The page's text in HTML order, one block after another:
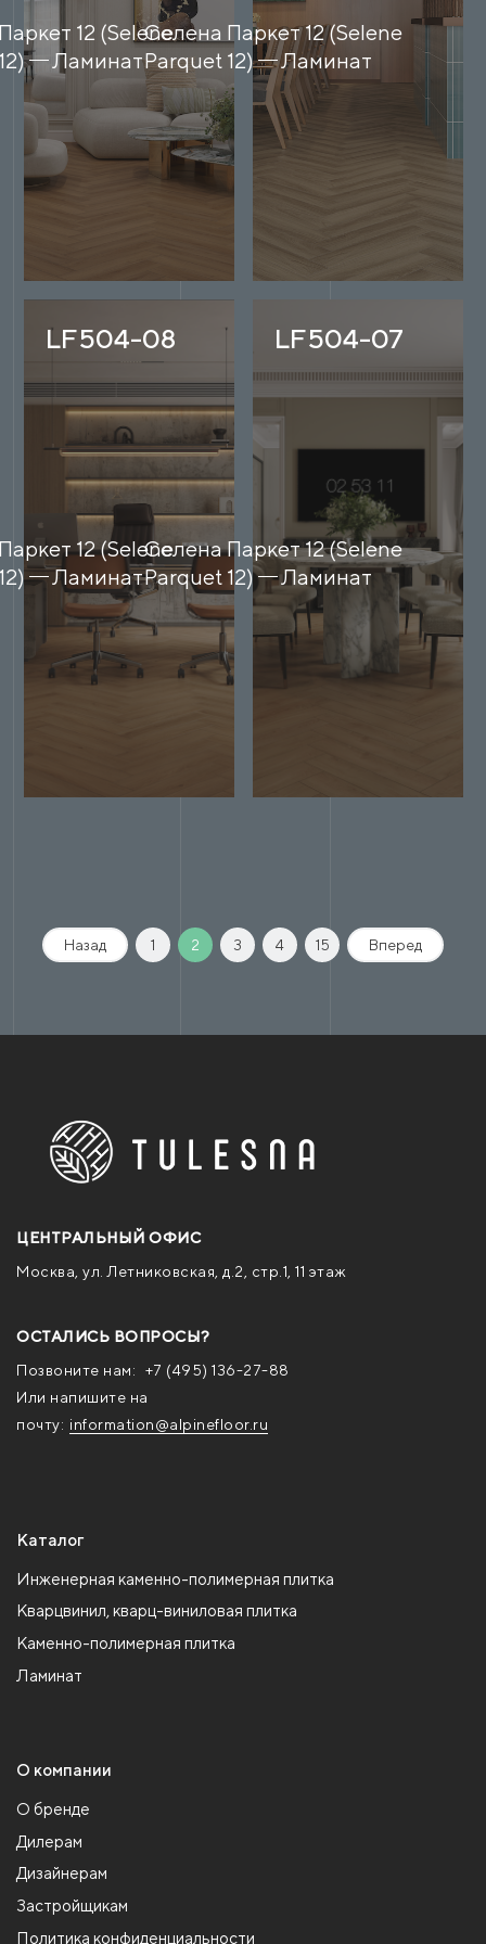
12 (Selene
Ламинат
Селена Паркет 12 (Selene
Parquet 12)
Ламинат
LF504-08
12 (Selene
Ламинат
LF504-07
Селена Паркет 12 (Selene
Parquet 12)
Ламинат
Назад 1 2 3 4 15 Вперед
ЦЕНТРАЛЬНЫЙ ОФИС
Москва, ул. Летниковская, д.2, стр.1, 11 этаж
ОСТАЛИСЬ ВОПРОСЫ?
Позвоните нам:
+7 (495) 136-27-88
Или напишите на
почту: information@alpinefloor.ru
Каталог
Инженерная каменно-полимерная плитка
Кварцвинил, кварц-виниловая плитка
Каменно-полимерная плитка
Ламинат
О компании
О бренде
Дилерам
Дизайнерам
Застройщикам
Политика конфиденциальности